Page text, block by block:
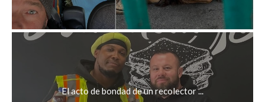
El acto de bondad de un recolector ...